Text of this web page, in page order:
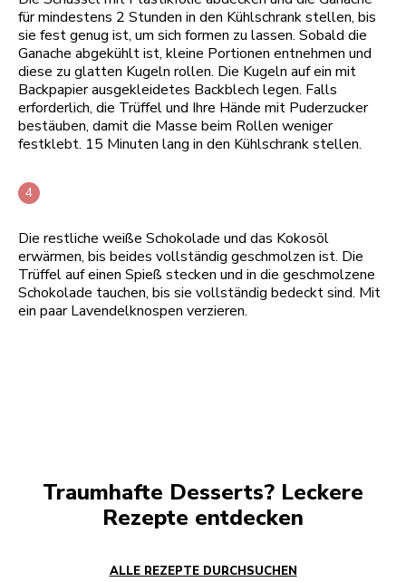
für mindestens 2 Stunden in den Kühlschrank stellen, bis
sie fest genug ist, um sich formen zu lassen. Sobald die
Ganache abgekühlt ist, kleine Portionen entnehmen und
diese zu glatten Kugeln rollen. Die Kugeln auf ein mit
Backpapier ausgekleidetes Backblech legen. Falls
erforderlich, die Trüffel und Ihre Hände mit Puderzucker
bestäuben, damit die Masse beim Rollen weniger
festklebt. 15 Minuten lang in den Kühlschrank stellen.
Die restliche weiße Schokolade und das Kokosöl
erwärmen, bis beides vollständig geschmolzen ist. Die
Trüffel auf einen Spieß stecken und in die geschmolzene
Schokolade tauchen, bis sie vollständig bedeckt sind. Mit
ein paar Lavendelknospen verzieren.
Traumhafte Desserts? Leckere
Rezepte entdecken
ALLE REZEPTE DURCHSUCHEN